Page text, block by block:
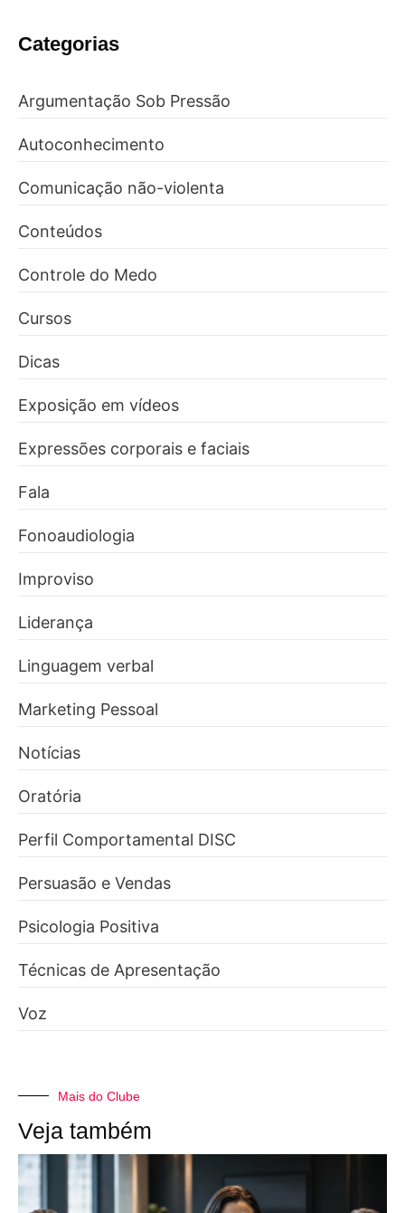
Categorias
Argumentação Sob Pressão
Autoconhecimento
Comunicação não-violenta
Conteúdos
Controle do Medo
Cursos
Dicas
Exposição em vídeos
Expressões corporais e faciais
Fala
Fonoaudiologia
Improviso
Liderança
Linguagem verbal
Marketing Pessoal
Notícias
Oratória
Perfil Comportamental DISC
Persuasão e Vendas
Psicologia Positiva
Técnicas de Apresentação
Voz
Mais do Clube
Veja também